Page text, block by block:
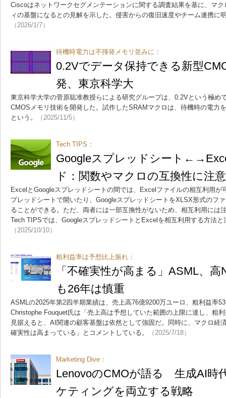
Ciscoはネットワークセグメンテーションに関する調査結果を基に、マ
ィの基盤になるとの見解を示した。侵害からの復旧速度やチーム連携に
（2026/1/7）
待機時電力は不揮発メモリ並みに：
0.2Vでデータ保持できる新型
発、東京科学大
東京科学大学の菅原聡准教授らによる研究グループは、0.2Vという極め
CMOSメモリ技術を開発した。試作したSRAMマクロは、待機時の電力
という。
（2025/11/5）
Tech TIPS：
Googleスプレッドシート
ド：関数やマクロの互換性に注
ExcelとGoogleスプレッドシートの間では、Excelファイルの相互利用が
プレッドシートで開いたり、GoogleスプレッドシートをXLSX形式のフ
ることができる。ただ、両者には一部互換性がないため、相互利用には
Tech TIPSでは、GoogleスプレッドシートとExcelを相互利用する方法
（2025/10/10）
粗利益率は予想比上振れ：
「不確実性が高まる」ASML、
も26年は慎重
ASMLの2025年第2四半期業績は、売上高76億9200万ユーロ、粗利益率
Christophe Fouquet氏は「売上高は予想していた範囲の上限に達し、粗
見据えると、AI関連の顧客基盤は依然として強固だ。同時に、マクロ経
確実性は高まっている」とコメントしている。
（2025/7/18）
Marketing Dive：
LenovoのCMOが語る 生成AI時
ケティングを両立する戦略